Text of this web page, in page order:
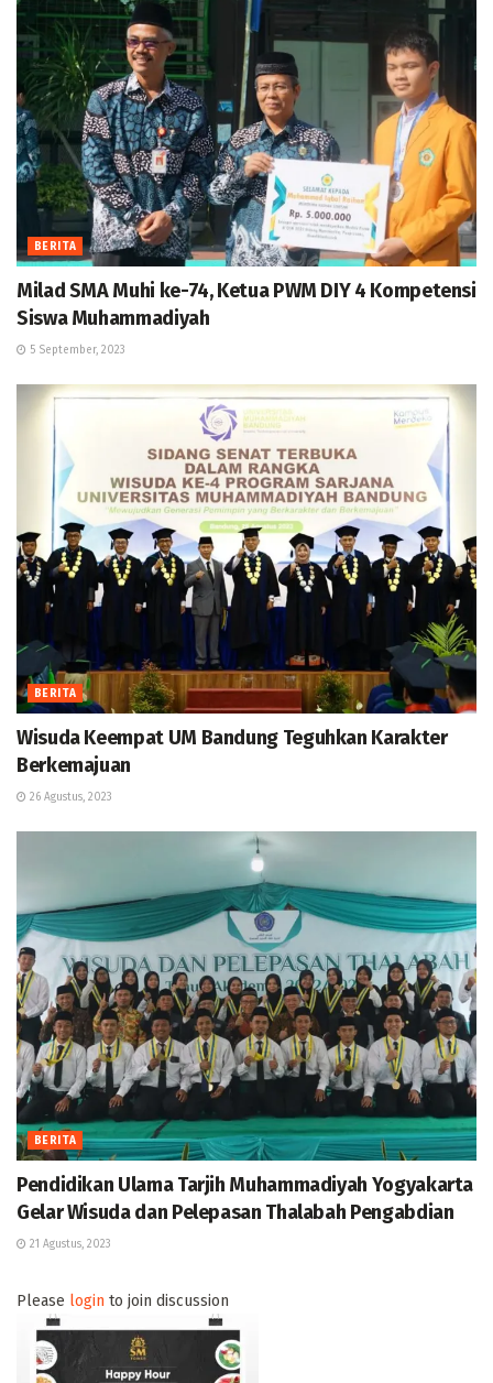
BERITA
Milad SMA Muhi ke-74, Ketua PWM DIY 4 Kompetensi
Siswa Muhammadiyah
5 September, 2023
BERITA
Wisuda Keempat UM Bandung Teguhkan Karakter
Berkemajuan
26 Agustus, 2023
BERITA
Pendidikan Ulama Tarjih Muhammadiyah Yogyakarta
Gelar Wisuda dan Pelepasan Thalabah Pengabdian
21 Agustus, 2023
Please login to join discussion